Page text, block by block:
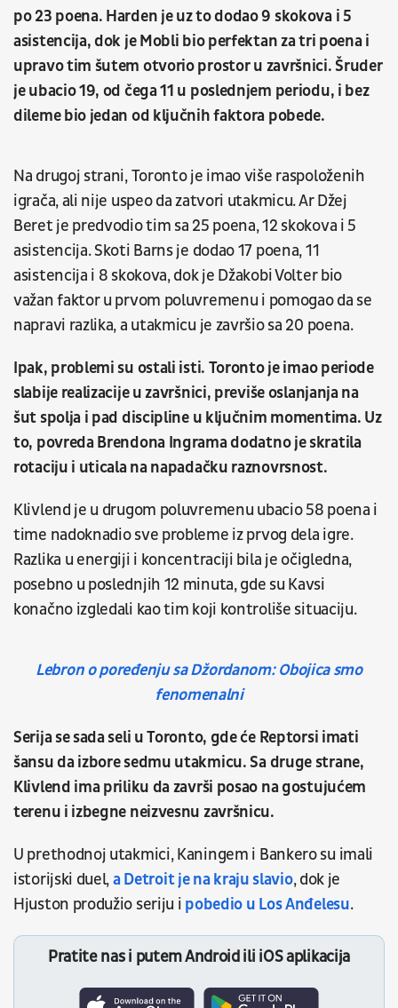
po 23 poena. Harden je uz to dodao 9 skokova i 5
asistencija, dok je Mobli bio perfektan za tri poena i
upravo tim šutem otvorio prostor u završnici. Šruder
je ubacio 19, od čega 11 u poslednjem periodu, i bez
dileme bio jedan od ključnih faktora pobede.
Na drugoj strani, Toronto je imao više raspoloženih
igrača, ali nije uspeo da zatvori utakmicu. Ar Džej
Beret je predvodio tim sa 25 poena, 12 skokova i 5
asistencija. Skoti Barns je dodao 17 poena, 11
asistencija i 8 skokova, dok je Džakobi Volter bio
važan faktor u prvom poluvremenu i pomogao da se
napravi razlika, a utakmicu je završio sa 20 poena.
Ipak, problemi su ostali isti. Toronto je imao periode
slabije realizacije u završnici, previše oslanjanja na
šut spolja i pad discipline u ključnim momentima. Uz
to, povreda Brendona Ingrama dodatno je skratila
rotaciju i uticala na napadačku raznovrsnost.
Klivlend je u drugom poluvremenu ubacio 58 poena i
time nadoknadio sve probleme iz prvog dela igre.
Razlika u energiji i koncentraciji bila je očigledna,
posebno u poslednjih 12 minuta, gde su Kavsi
konačno izgledali kao tim koji kontroliše situaciju.
Lebron o poređenju sa Džordanom: Obojica smo
fenomenalni
Serija se sada seli u Toronto, gde će Reptorsi imati
šansu da izbore sedmu utakmicu. Sa druge strane,
Klivlend ima priliku da završi posao na gostujućem
terenu i izbegne neizvesnu završnicu.
U prethodnoj utakmici, Kaningem i Bankero su imali
istorijski duel,a Detroit je na kraju slavio, dok je
Hjuston produžio seriju i pobedio u Los Anđelesu.
Pratite nas i putem Android ili iOS aplikacija